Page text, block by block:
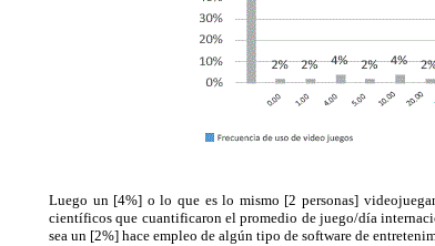
Luego un [4%] o lo que es lo mismo [2 personas]
científicos que cuantificaron el promedio de juego/día
sea un [2%] hace empleo de algún tipo de software de